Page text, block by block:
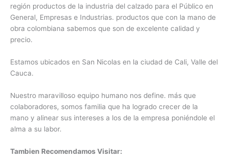
región productos de la industria del calzado para el Público en
General, Empresas e Industrias. productos que con la mano de
obra colombiana sabemos que son de excelente calidad y
precio.
Estamos ubicados en San Nicolas en la ciudad de Cali, Valle del
Cauca.
Nuestro maravilloso equipo humano nos define. más que
colaboradores, somos familia que ha logrado crecer de la
mano y alinear sus intereses a los de la empresa poniéndole el
alma a su labor.
Tambien Recomendamos Visitar: